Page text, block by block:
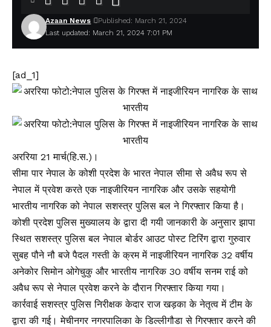
Last updated: March 21, 2024 7:01 PM
Azaan News Published: March 21, 2024
[ad_1]
अररिया 21 मार्च(हि.स.)।
सीमा पार नेपाल के कोशी प्रदेश के भारत नेपाल सीमा से अवैध रूप से
नेपाल में प्रवेश करते एक नाइजीरियन नागरिक और उसके सहयोगी
भारतीय नागरिक को नेपाल सशस्त्र पुलिस बल ने गिरफ्तार किया है।
कोशी प्रदेश पुलिस मुख्यालय के द्वारा दी गयी जानकारी के अनुसार झापा
स्थित सशस्त्र पुलिस बल नेपाल बोर्डर आउट पोस्ट टिरिंग द्वारा गुरुवार
सुबह पौने नौ बजे पैदल गस्ती के क्रम में नाइजीरियन नागरिक 32 वर्षीय
अनेकोर सिमोन ओगेचुकु और भारतीय नागरिक 30 वर्षीय सनम राई को
अवैध रूप से नेपाल प्रवेश करने के दौरान गिरफ्तार किया गया।
कार्रवाई सशस्त्र पुलिस निरीक्षक केदार राज खड़का के नेतृत्व में टीम के
द्वारा की गई। मेचीनगर नगरपालिका के डिल्लीगौडा से गिरफ्तार करने की